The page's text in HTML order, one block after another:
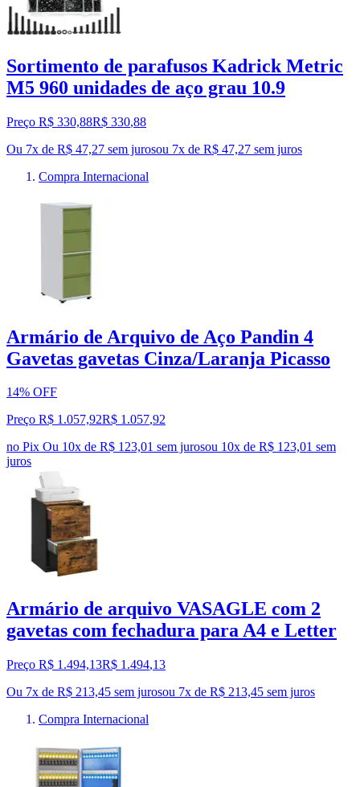
Sortimento de parafusos Kadrick Metric
M5 960 unidades de aço grau 10.9
Preço R$ 330,88R$ 330,88
Ou 7x de R$ 47,27 sem jurosou 7x de R$ 47,27 sem juros
Compra Internacional
Armário de Arquivo de Aço Pandin 4
Gavetas gavetas Cinza/Laranja Picasso
14% OFF
Preço R$ 1.057,92R$ 1.057,92
no Pix Ou 10x de R$ 123,01 sem jurosou 10x de R$ 123,01 sem
juros
Armário de arquivo VASAGLE com 2
gavetas com fechadura para A4 e Letter
Preço R$ 1.494,13R$ 1.494,13
Ou 7x de R$ 213,45 sem jurosou 7x de R$ 213,45 sem juros
Compra Internacional